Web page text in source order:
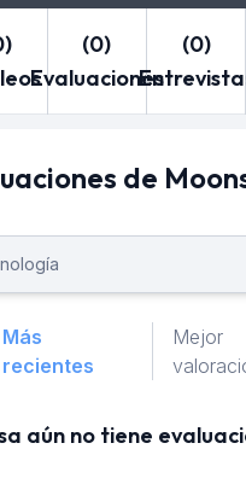
(0)
Evaluaciones
(0)
de
Más
recientes
Mejor
aún no tiene